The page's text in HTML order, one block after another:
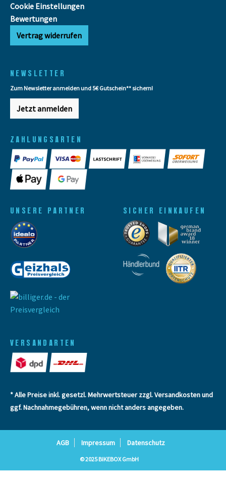
Cookie Einstellungen
Bewertungen
Vertrag widerrufen
NEWSLETTER
Zum Newsletter anmelden und 5€ Gutschein** sichern!
Jetzt anmelden
ZAHLUNGSARTEN
VERSANDARTEN
UNSERE PARTNER SICHER EINKAUFEN
* Alle Preise inkl. gesetzl. Mehrwertsteuer zzgl.Versandkostenund
ggf. Nachnahmegebühren, wenn nicht anders angegeben.
AGB Impressum Datenschutz
© 2025 BIKEBOX GmbH